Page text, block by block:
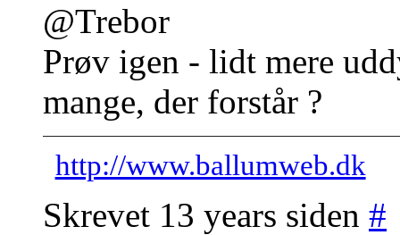
@Trebor
Prøv igen - lidt mere
mange, der forstår ?
http://www.ballumweb.dk
Skrevet 13 years siden #